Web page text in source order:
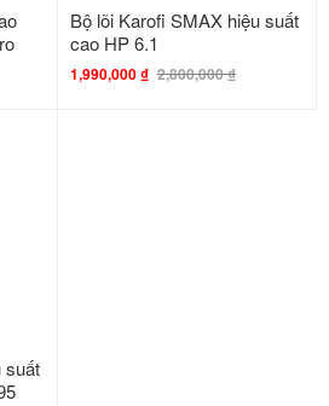
Bộ lõi Karofi SMAX hiệu suất
cao HP 6.1
1,990,000₫ 2,800,000₫
suất